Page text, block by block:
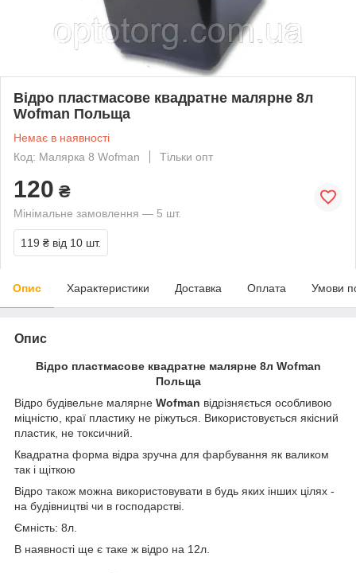
Відро пластмасове квадратне малярне 8л
Wofman Польща
Немає в наявності
Код: Малярка 8 Wofman
Тільки опт
120 ₴
Мінімальне замовлення — 5 шт.
119 ₴ від 10 шт.
Опис Характеристики Доставка Оплата Умови
Опис
Відро пластмасове квадратне малярне 8л Wofman
Польща
Відро будівельне малярне Wofman відрізняється особливою
міцністю, краї пластику не ріжуться. Використовується якісний
пластик, не токсичний.
Квадратна форма відра зручна для фарбування як валиком
так і щіткою
Відро також можна використовувати в будь яких інших цілях -
на будівництві чи в господарстві.
Ємність: 8л.
В наявності ще є таке ж відро на 12л.